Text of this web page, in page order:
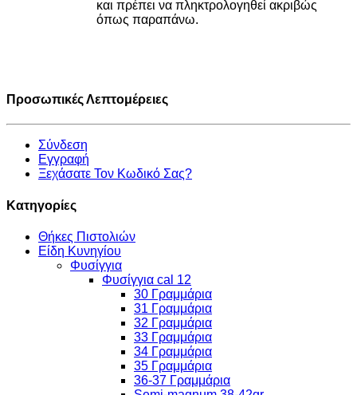
και πρέπει να πληκτρολογηθεί ακριβώς
όπως παραπάνω.
Προσωπικές Λεπτομέρειες
Σύνδεση
Εγγραφή
Ξεχάσατε Τον Κωδικό Σας?
Κατηγορίες
Θήκες Πιστολιών
Είδη Κυνηγίου
Φυσίγγια
Φυσίγγια cal 12
30 Γραμμάρια
31 Γραμμάρια
32 Γραμμάρια
33 Γραμμάρια
34 Γραμμάρια
35 Γραμμάρια
36-37 Γραμμάρια